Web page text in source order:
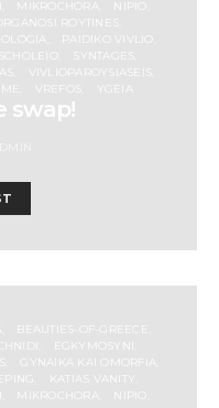
MIKROCHORA
NIPIO
ORGANOSI ROYTINES
PAIDIKO VIVLIO
SYNTAGES
VIVLIOPAROYSIASEIS
VREFOS YGEIA
swap!
BEAUTIES-OF-GREECE
EGKYMOSYNI
GYNAIKA KAI OMORFIA
KATIAS VANITY
MIKROCHORA
NIPIO